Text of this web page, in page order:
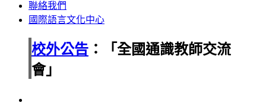
聯絡我們
國際語言文化中心
校外公告 ：「全國通識教師交流
會」